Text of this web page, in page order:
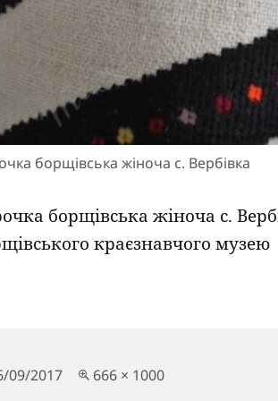
борщівська жіноча с. Вербівка
борщівська жіноча с.
краєзнавчого музею
09/2017
Повний
666 × 1000